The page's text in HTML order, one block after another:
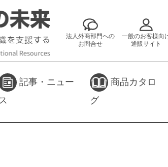
法人外商部門への
お問合せ
一般のお客様向
通販サイト
記事・ニュー
商品カタロ
グ